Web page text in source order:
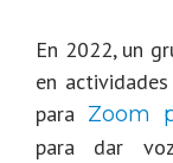
En 2022, un
en
para Zoom
para dar